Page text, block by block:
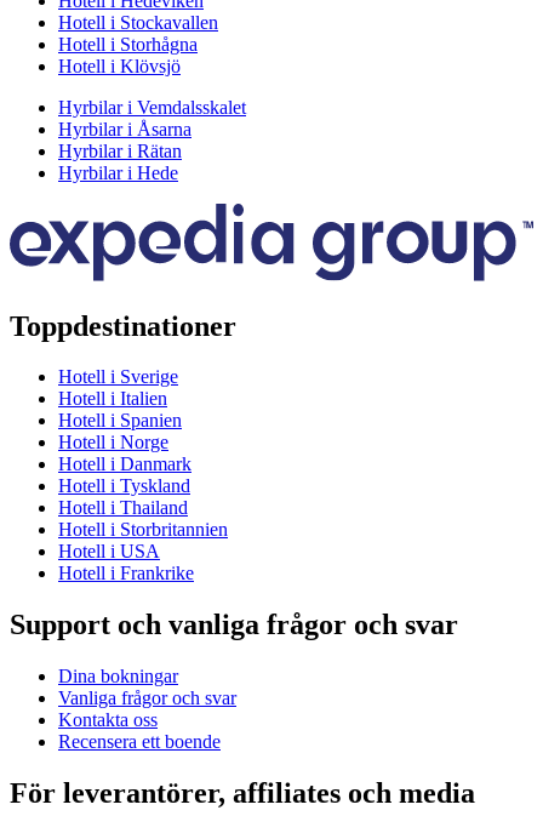
Hotell i Stockavallen
Hotell i Storhågna
Hotell i Klövsjö
Hyrbilar i Vemdalsskalet
Hyrbilar i Åsarna
Hyrbilar i Rätan
Hyrbilar i Hede
Toppdestinationer
Hotell i Sverige
Hotell i Italien
Hotell i Spanien
Hotell i Norge
Hotell i Danmark
Hotell i Tyskland
Hotell i Thailand
Hotell i Storbritannien
Hotell i USA
Hotell i Frankrike
Support och vanliga frågor och svar
Dina bokningar
Vanliga frågor och svar
Kontakta oss
Recensera ett boende
För leverantörer, affiliates och media